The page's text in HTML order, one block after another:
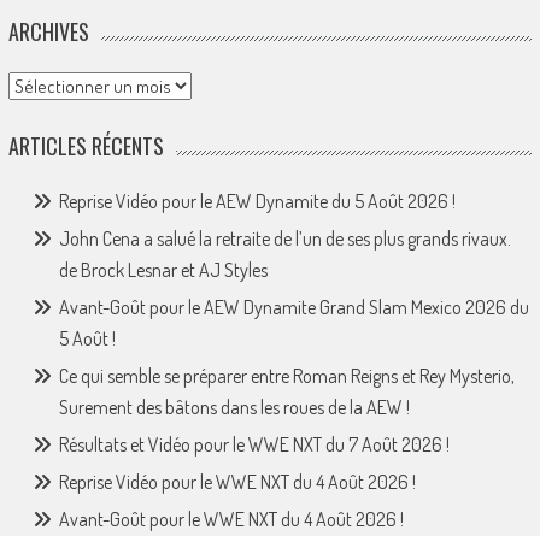
ARCHIVES
Archives
ARTICLES RÉCENTS
Reprise Vidéo pour le AEW Dynamite du 5 Août 2026 !
John Cena a salué la retraite de l’un de ses plus grands rivaux.
de Brock Lesnar et AJ Styles
Avant-Goût pour le AEW Dynamite Grand Slam Mexico 2026 du
5 Août !
Ce qui semble se préparer entre Roman Reigns et Rey Mysterio,
Surement des bâtons dans les roues de la AEW !
Résultats et Vidéo pour le WWE NXT du 7 Août 2026 !
Reprise Vidéo pour le WWE NXT du 4 Août 2026 !
Avant-Goût pour le WWE NXT du 4 Août 2026 !